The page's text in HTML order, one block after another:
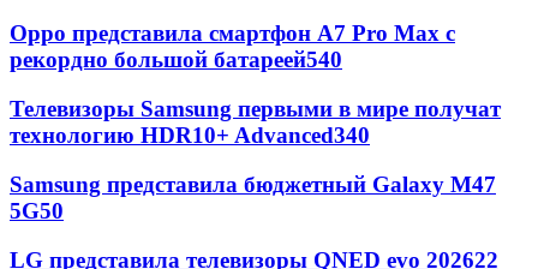
Oppo представила смартфон A7 Pro Max с
рекордно большой батареей540
Телевизоры Samsung первыми в мире получат
технологию HDR10+ Advanced340
Samsung представила бюджетный Galaxy M47
5G50
LG представила телевизоры QNED evo 202622